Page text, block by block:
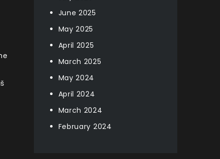
June 2025
May 2025
April 2025
March 2025
May 2024
April 2024
March 2024
February 2024